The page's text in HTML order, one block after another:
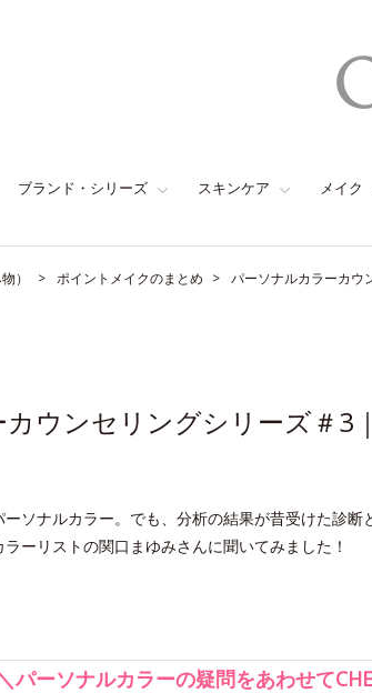
ブランド・シリーズ スキンケア メイク
） ポイントメイクのまとめ パーソナルカラーカウ
ウンセリングシリーズ＃3
ーソナルカラー。でも、分析の結果が昔受けた診
ラーリストの関口まゆみさんに聞いてみました！
パーソナルカラーの疑問をあわせて